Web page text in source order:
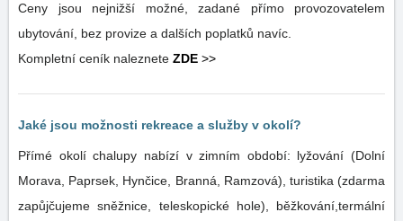
Ceny jsou nejnižší možné, zadané přímo provozovatelem
ubytování, bez provize a dalších poplatků navíc.
Kompletní ceník naleznete ZDE >>
Jaké jsou možnosti rekreace a služby v okolí?
Přímé okolí chalupy nabízí v zimním období: lyžování (Dolní
Morava, Paprsek, Hynčice, Branná, Ramzová), turistika (zdarma
zapůjčujeme sněžnice, teleskopické hole), běžkování,termální